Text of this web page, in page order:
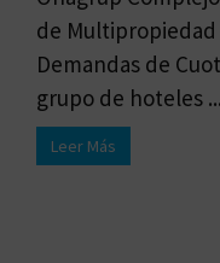
de
Demandas de
grupo de hoteles ...
Leer Más